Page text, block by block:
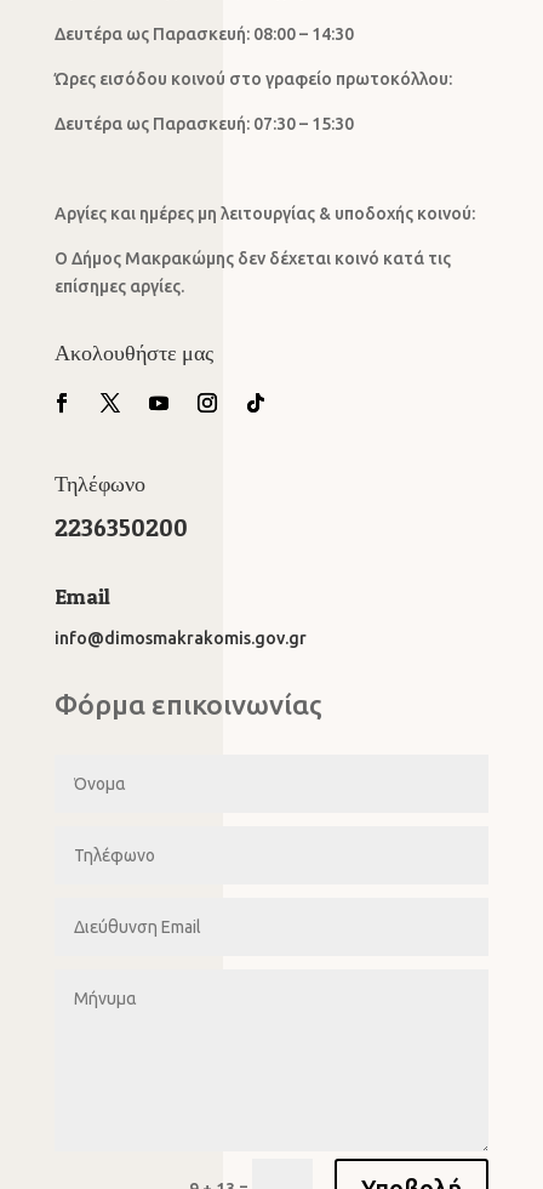
Δευτέρα ως Παρασκευή: 08:00 – 14:30
Ώρες εισόδου κοινού στο γραφείο πρωτοκόλλου:
Δευτέρα ως Παρασκευή: 07:30 – 15:30
Αργίες και ημέρες μη λειτουργίας & υποδοχής κοινού:
Ο Δήμος Μακρακώμης δεν δέχεται κοινό κατά τις
επίσημες αργίες.
Ακολουθήστε μας
Τηλέφωνο
2236350200
Email
info@dimosmakrakomis.gov.gr
Φόρμα επικοινωνίας